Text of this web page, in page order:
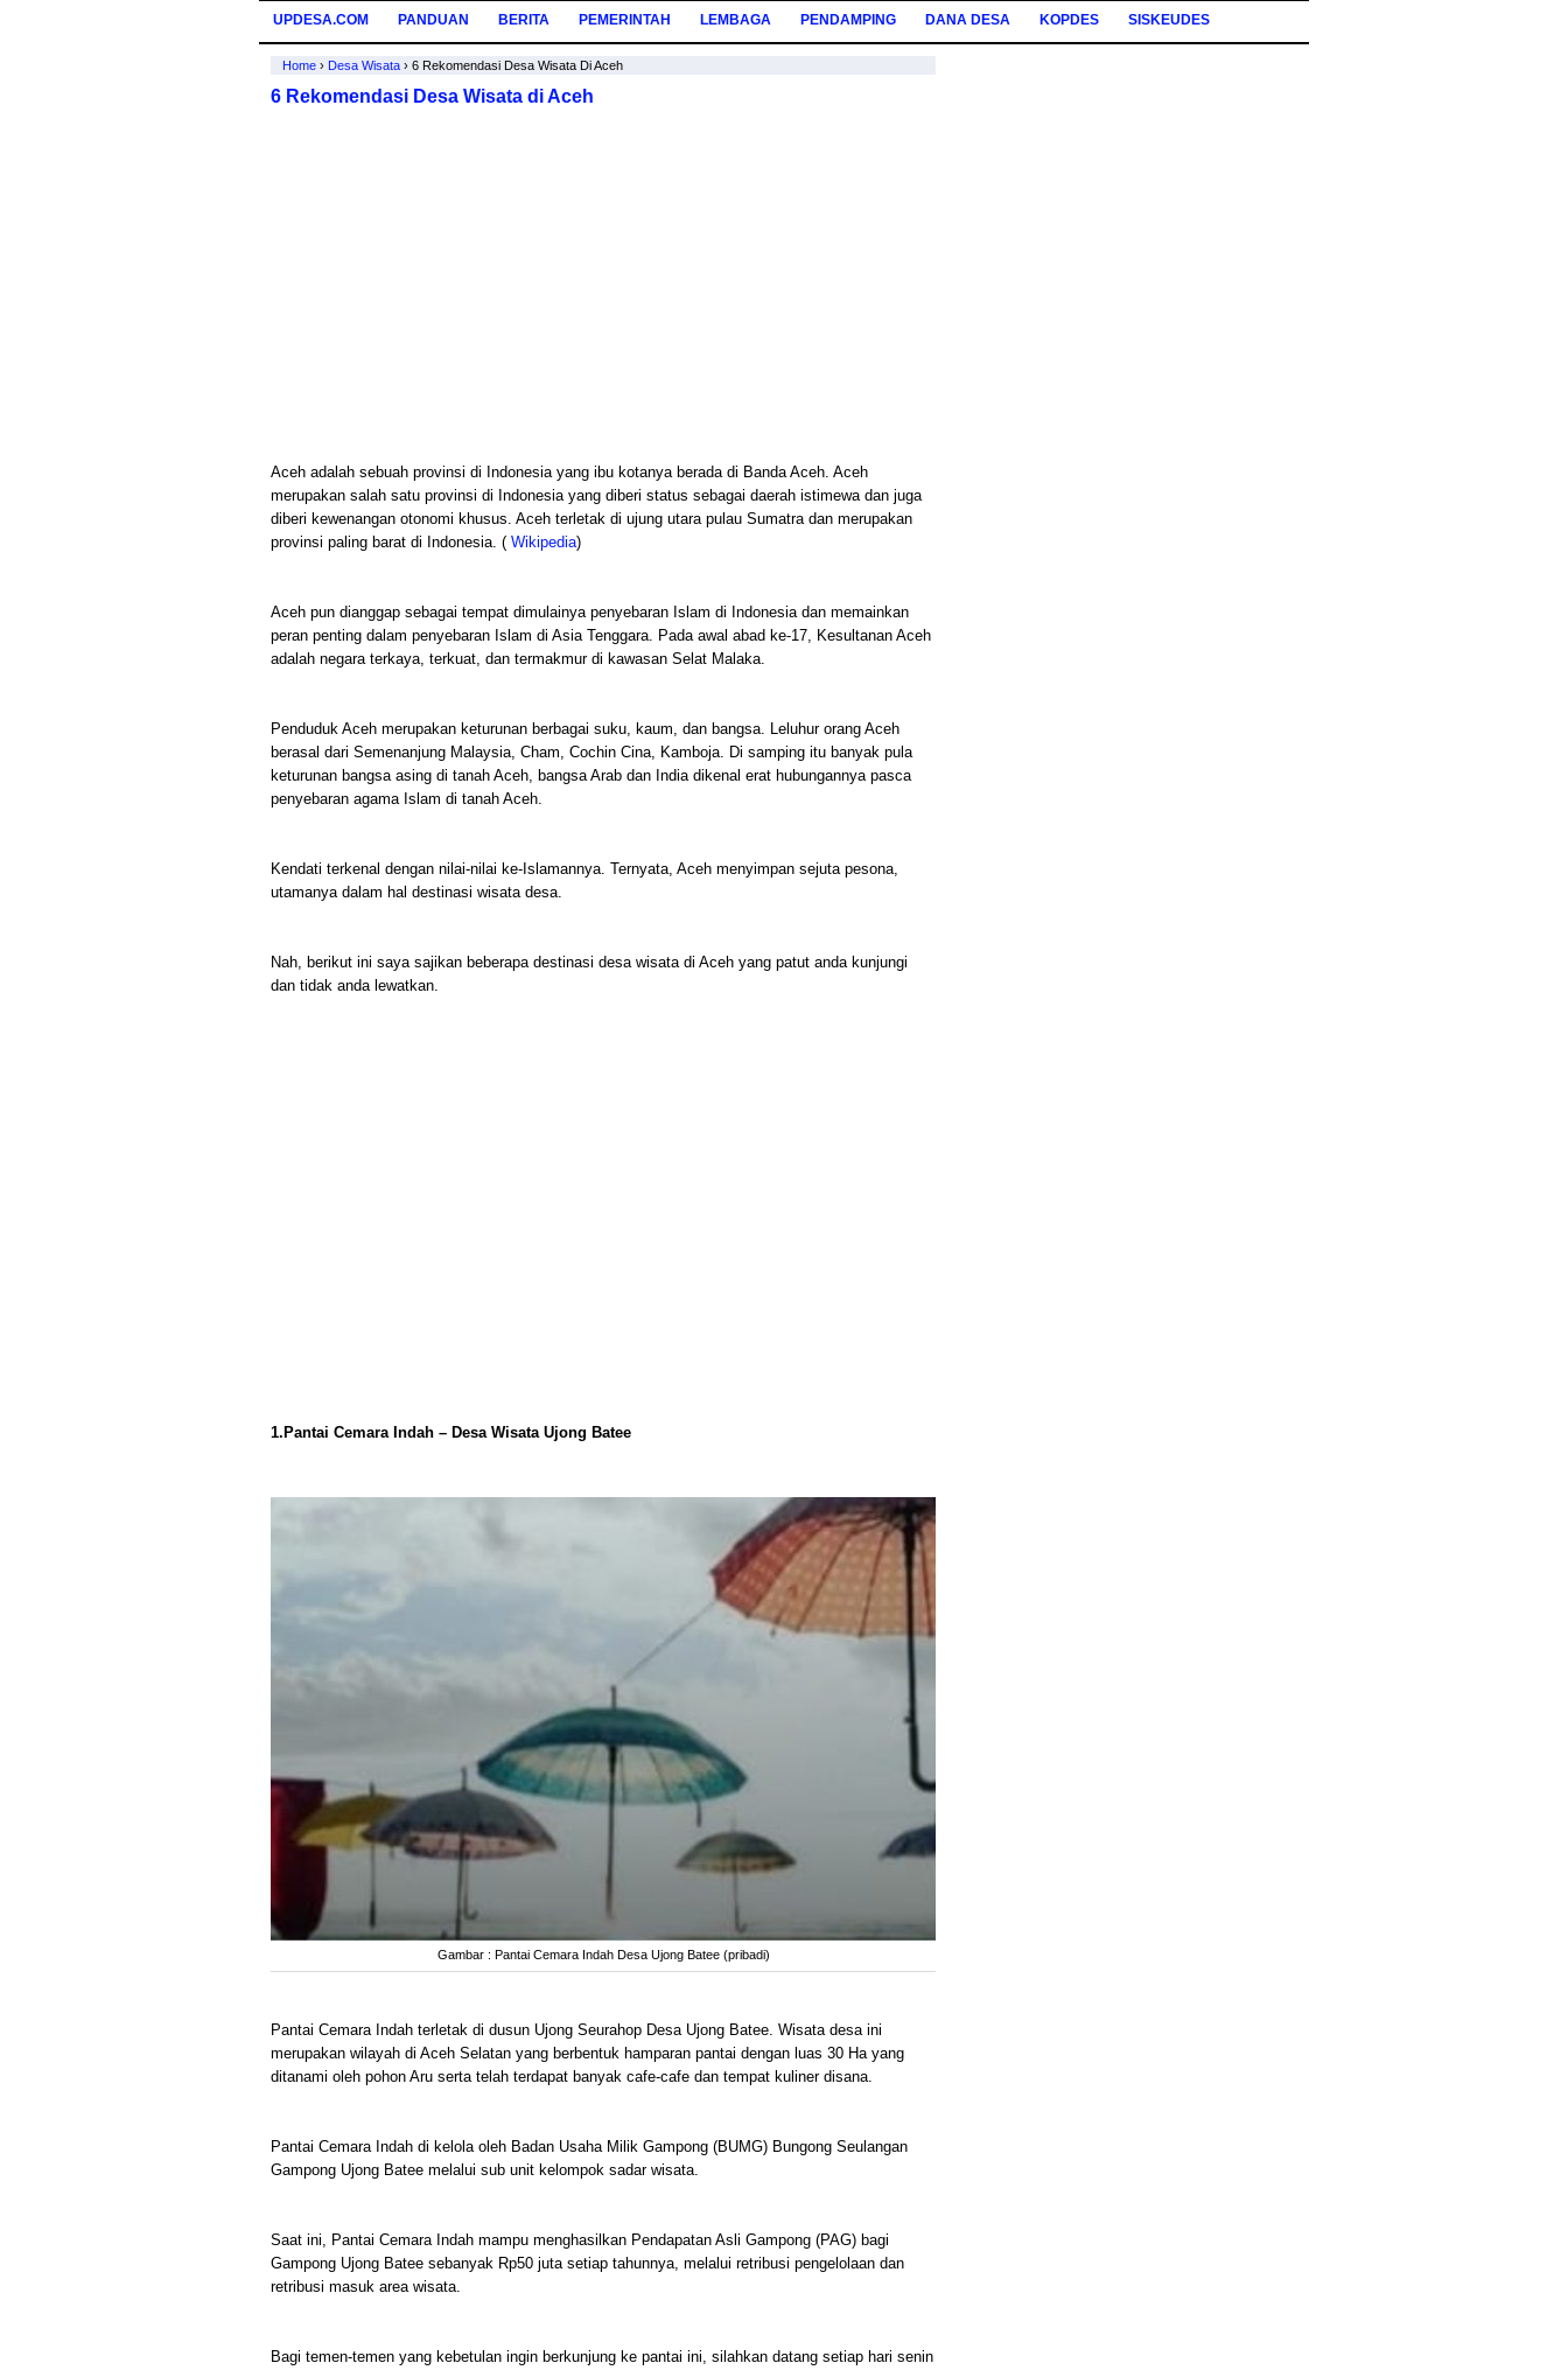
UPDESA.COM PANDUAN BERITA PEMERINTAH LEMBAGA PENDAMPING DANA DESA KOPDES SISKEUDES
Home › Desa Wisata › 6 Rekomendasi Desa Wisata Di Aceh
6 Rekomendasi Desa Wisata di Aceh
Aceh adalah sebuah provinsi di Indonesia yang ibu kotanya berada di Banda Aceh. Aceh
merupakan salah satu provinsi di Indonesia yang diberi status sebagai daerah istimewa dan juga
diberi kewenangan otonomi khusus. Aceh terletak di ujung utara pulau Sumatra dan merupakan
provinsi paling barat di Indonesia. ( Wikipedia)
Aceh pun dianggap sebagai tempat dimulainya penyebaran Islam di Indonesia dan memainkan
peran penting dalam penyebaran Islam di Asia Tenggara. Pada awal abad ke-17, Kesultanan Aceh
adalah negara terkaya, terkuat, dan termakmur di kawasan Selat Malaka.
Penduduk Aceh merupakan keturunan berbagai suku, kaum, dan bangsa. Leluhur orang Aceh
berasal dari Semenanjung Malaysia, Cham, Cochin Cina, Kamboja. Di samping itu banyak pula
keturunan bangsa asing di tanah Aceh, bangsa Arab dan India dikenal erat hubungannya pasca
penyebaran agama Islam di tanah Aceh.
Kendati terkenal dengan nilai-nilai ke-Islamannya. Ternyata, Aceh menyimpan sejuta pesona,
utamanya dalam hal destinasi wisata desa.
Nah, berikut ini saya sajikan beberapa destinasi desa wisata di Aceh yang patut anda kunjungi
dan tidak anda lewatkan.
1.Pantai Cemara Indah – Desa Wisata Ujong Batee
Gambar : Pantai Cemara Indah Desa Ujong Batee (pribadi)
Pantai Cemara Indah terletak di dusun Ujong Seurahop Desa Ujong Batee. Wisata desa ini
merupakan wilayah di Aceh Selatan yang berbentuk hamparan pantai dengan luas 30 Ha yang
ditanami oleh pohon Aru serta telah terdapat banyak cafe-cafe dan tempat kuliner disana.
Pantai Cemara Indah di kelola oleh Badan Usaha Milik Gampong (BUMG) Bungong Seulangan
Gampong Ujong Batee melalui sub unit kelompok sadar wisata.
Saat ini, Pantai Cemara Indah mampu menghasilkan Pendapatan Asli Gampong (PAG) bagi
Gampong Ujong Batee sebanyak Rp50 juta setiap tahunnya, melalui retribusi pengelolaan dan
retribusi masuk area wisata.
Bagi temen-temen yang kebetulan ingin berkunjung ke pantai ini, silahkan datang setiap hari senin